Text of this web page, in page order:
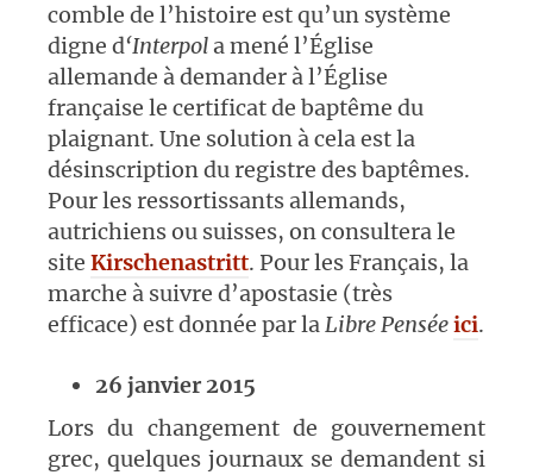
comble de l’histoire est qu’un système
digne d‘Interpola mené l’Église
allemande à demander à l’Église
française le certificat de baptême du
plaignant. Une solution à cela est la
désinscription du registre des baptêmes.
Pour les ressortissants allemands,
autrichiens ou suisses, on consultera le
site Kirschenastritt. Pour les Français, la
marche à suivre d’apostasie (très
efficace) est donnée par laLibre Penséeici.
26 janvier 2015
Lors du changement de gouvernement
grec, quelques journaux se demandent si